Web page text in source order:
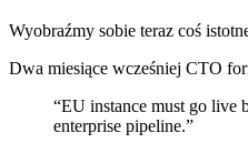
Wyobraźmy sobie teraz coś
Dwa miesiące wcześniej CTO
“EU instance must go live
enterprise pipeline.”